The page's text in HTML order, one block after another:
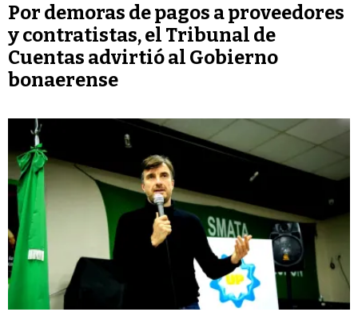
Por demoras de pagos a proveedores
y contratistas, el Tribunal de
Cuentas advirtió al Gobierno
bonaerense